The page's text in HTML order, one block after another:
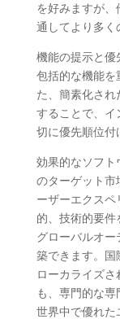
を好みますが
通してより多く
機能の提示と優
包括的な機能を
た、簡素化さ
することで、イ
切に優先順位付
効果的なソフト
のターゲット市
ーザーエクス
的、技術的要件
グローバルオ
築できます。国
ローカライズ
も、専門的な
世界中で優れた